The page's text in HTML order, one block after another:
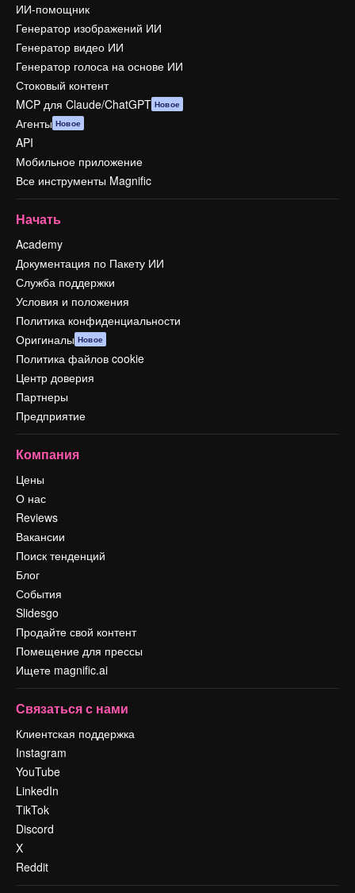
ИИ-помощник
Генератор изображений ИИ
Генератор видео ИИ
Генератор голоса на основе ИИ
Стоковый контент
MCP для Claude/ChatGPT Новое
Агенты Новое
API
Мобильное приложение
Все инструменты Magnific
Начать
Academy
Документация по Пакету ИИ
Служба поддержки
Условия и положения
Политика конфиденциальности
Оригиналы Новое
Политика файлов cookie
Центр доверия
Партнеры
Предприятие
Компания
Цены
О нас
Reviews
Вакансии
Поиск тенденций
Блог
События
Slidesgo
Продайте свой контент
Помещение для прессы
Ищете magnific.ai
Связаться с нами
Клиентская поддержка
Instagram
YouTube
LinkedIn
TikTok
Discord
X
Reddit